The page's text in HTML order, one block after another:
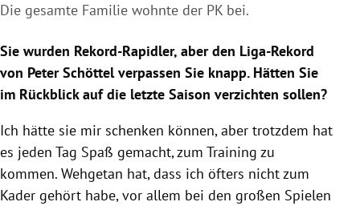
Die gesamte Familie wohnte der PK bei.
Sie wurden Rekord-Rapidler, aber den Liga-Rekord
von Peter Schöttelverpassen Sie knapp. Hätten Sie
im Rückblick auf die letzte Saison verzichten sollen?
Ich hätte sie mir schenken können, aber trotzdem hat
es jeden Tag Spaß gemacht, zum Training zu
kommen. Wehgetan hat, dass ich öfters nicht zum
Kader gehört habe, vor allem bei den großen Spielen